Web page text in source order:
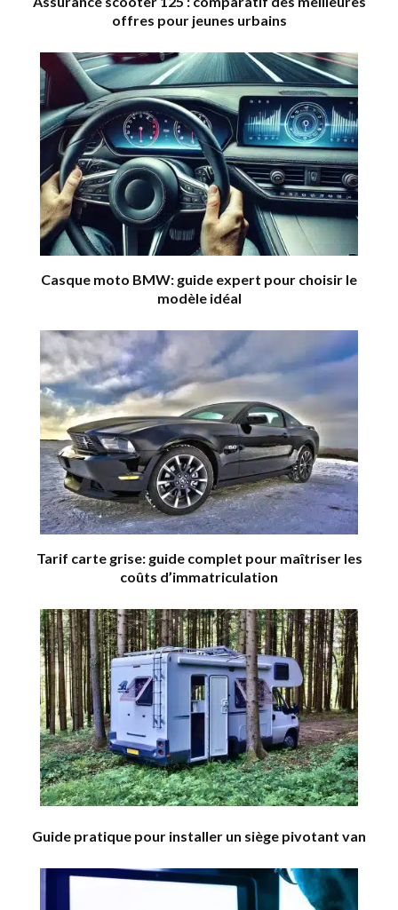
offres pour jeunes urbains
Casque moto BMW: guide expert pour choisir le
modèle idéal
Tarif carte grise: guide complet pour maîtriser les
coûts d’immatriculation
Guide pratique pour installer un siège pivotant van